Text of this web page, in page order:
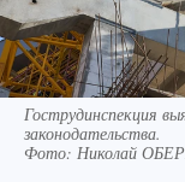
Гострудинспекция
законодательства.
Фото: Николай